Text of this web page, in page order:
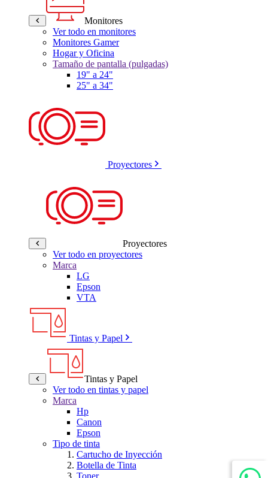
Monitores
Ver todo en monitores
Monitores Gamer
Hogar y Oficina
Tamaño de pantalla (pulgadas)
19" a 24"
25" a 34"
Proyectores
Proyectores
Ver todo en proyectores
Marca
LG
Epson
VTA
Tintas y Papel
Tintas y Papel
Ver todo en tintas y papel
Marca
Hp
Canon
Epson
Tipo de tinta
Cartucho de Inyección
Botella de Tinta
Toner